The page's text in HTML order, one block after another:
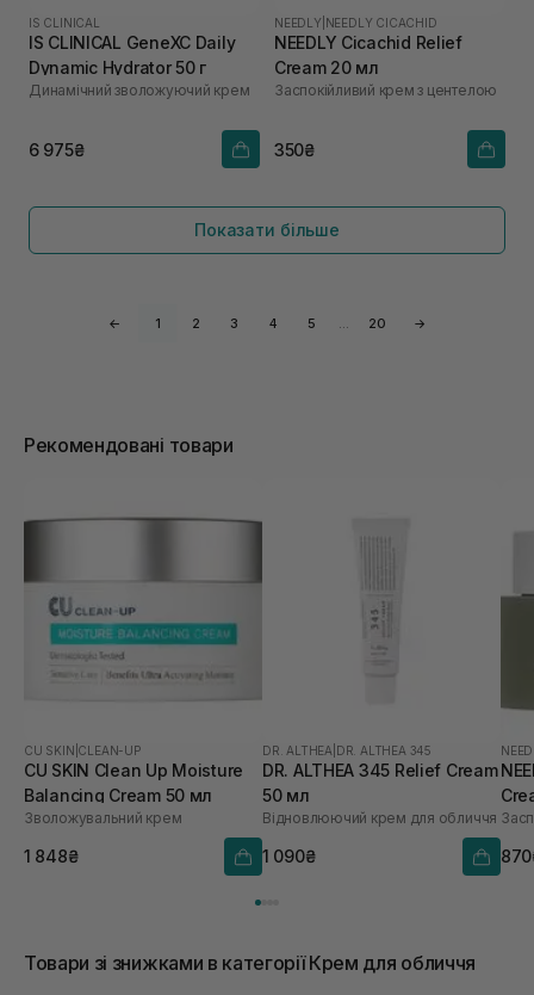
IS CLINICAL
IS CLINICAL GeneXC Daily
Dynamic Hydrator 50 г
Динамічний зволожуючий крем
6 975₴
NEEDLY NEEDLY CICACHID
NEEDLY Cicachid Relief
Cream 20 мл
Заспокійливий крем з центелою
350₴
Показати більше
← 1 2 3 4 5 … 20 →
Рекомендовані товари
CU SKIN CLEAN-UP
CU SKIN Clean Up Moisture
Balancing Cream 50 мл
Зволожувальний крем
1 848₴
DR. ALTHEA DR. ALTHEA 345
DR. ALTHEA 345 Relief Cream
50 мл
Відновлюючий крем для обличчя
1 090₴
Товари зі знижками в категорії Крем для обличчя